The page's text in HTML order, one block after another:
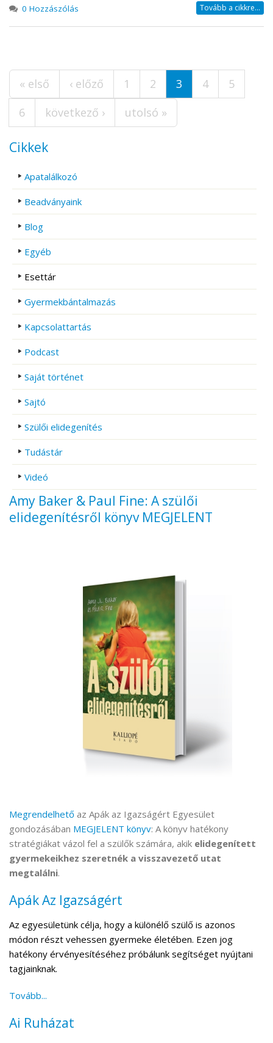
0 Hozzászólás Tovább a cikkre...
Oldalak
« első ‹ előző 1 2 3 4
5
6
következő › utolsó »
Cikkek
Apatalálkozó
Beadványaink
Blog
Egyéb
Esettár
Gyermekbántalmazás
Kapcsolattartás
Podcast
Saját történet
Sajtó
Szülői elidegenítés
Tudástár
Videó
Amy Baker & Paul Fine: A szülői
elidegenítésről könyv MEGJELENT
Megrendelhető az Apák az Igazságért Egyesület
gondozásában MEGJELENT könyv: A könyv hatékony
stratégiákat vázol fel a szülők számára, akik elidegenített
gyermekeikhez szeretnék a visszavezető utat
megtalálni.
Apák Az Igazságért
Az egyesületünk célja, hogy a különélő szülő is azonos
módon részt vehessen gyermeke életében. Ezen jog
hatékony érvényesítéséhez próbálunk segítséget nyújtani
tagjainknak.
Tovább...
Ai Ruházat